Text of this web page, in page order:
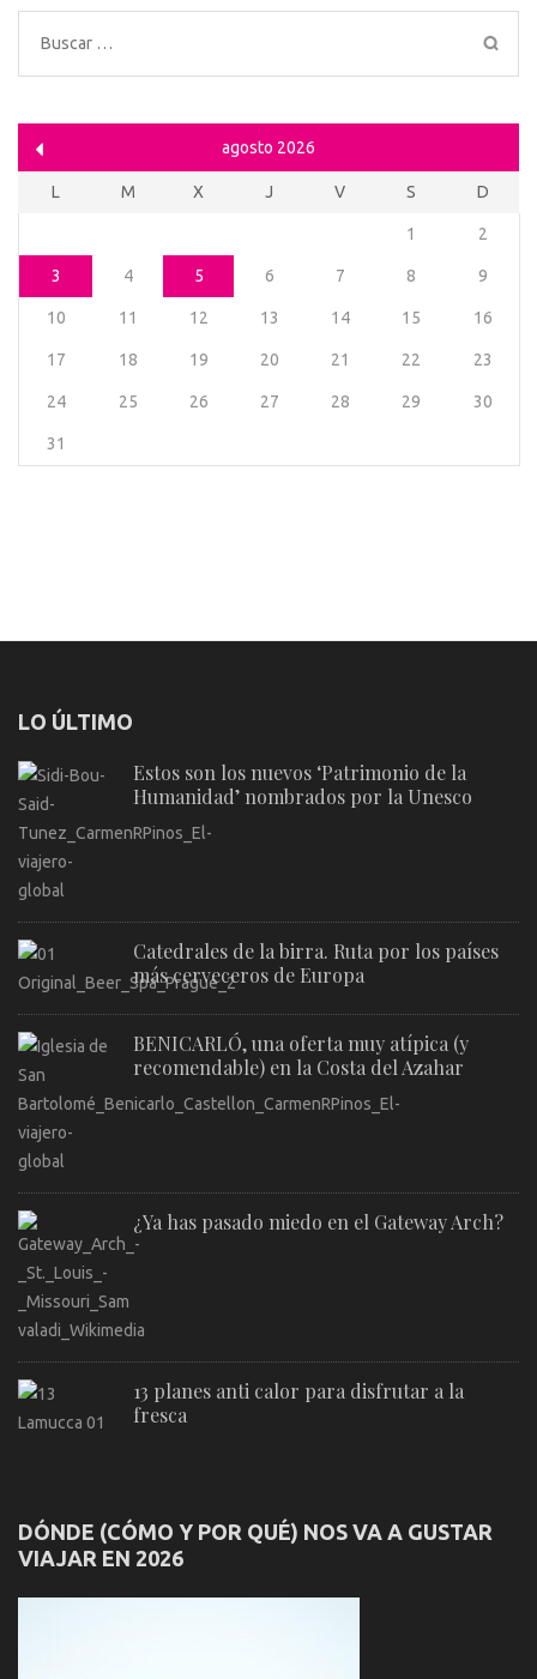
Buscar:
agosto 2026
L M X J V S D
1 2
3 4 5 6 7 8 9
10 11 12 13 14 15 16
17 18 19 20 21 22 23
24 25 26 27 28 29 30
31
LO ÚLTIMO
Estos son los nuevos ‘Patrimonio de la
Humanidad’ nombrados por la Unesco
Catedrales de la birra. Ruta por los países
más cerveceros de Europa
BENICARLÓ, una oferta muy atípica (y
recomendable) en la Costa del Azahar
¿Ya has pasado miedo en el Gateway Arch?
13 planes anti calor para disfrutar a la
fresca
DÓNDE (CÓMO Y POR QUÉ) NOS VA A GUSTAR
VIAJAR EN 2026